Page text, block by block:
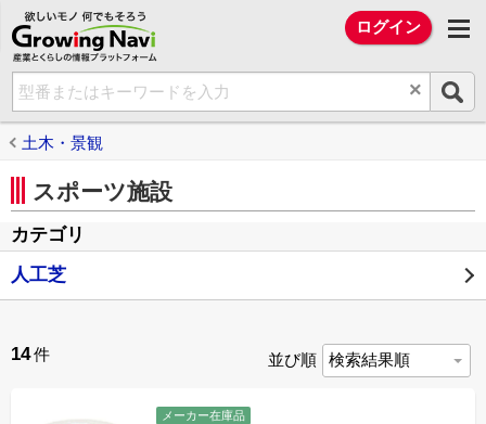
欲しいモノ 何でもそろう Growing Navi（
ログイン
×
土木・景観
スポーツ施設
カテゴリ
人工芝
14件 並び順
メーカー在庫品